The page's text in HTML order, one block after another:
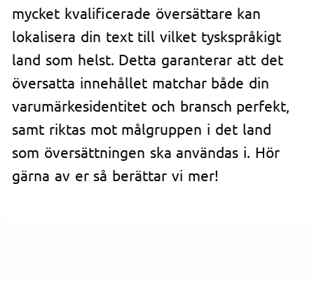
mycket kvalificerade översättare kan
lokalisera din text till vilket tyskspråkigt
land som helst. Detta garanterar att det
översatta innehållet matchar både din
varumärkesidentitet och bransch perfekt,
samt riktas mot målgruppen i det land
som översättningen ska användas i. Hör
gärna av er så berättar vi mer!